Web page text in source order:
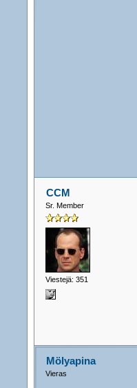
CCM
Sr. Member
Viestejä: 351
Mölyapina
Vieras